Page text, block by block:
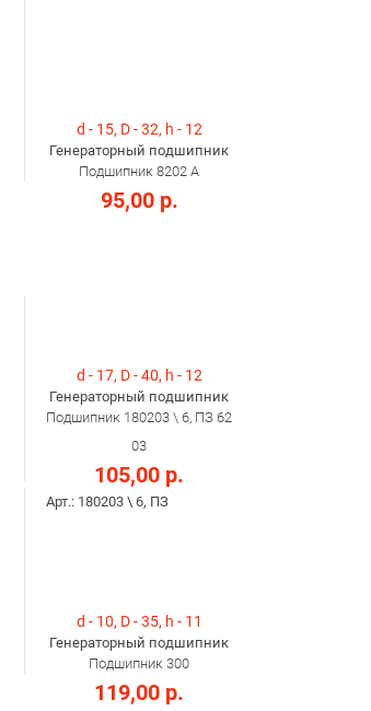
d - 15, D - 32, h - 12
Генераторный подшипник
Подшипник 8202 А
95,00 р.
d - 17, D - 40, h - 12
Генераторный подшипник
Подшипник 180203 \ 6, ПЗ 62
03
105,00 р.
Арт.: 180203 \ 6, ПЗ
d - 10, D - 35, h - 11
Генераторный подшипник
Подшипник 300
119,00 р.